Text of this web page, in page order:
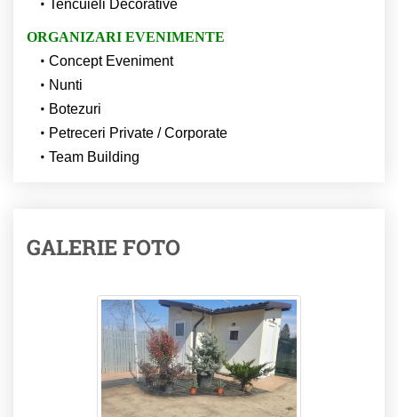
Tencuieli Decorative
ORGANIZARI EVENIMENTE
Concept Eveniment
Nunti
Botezuri
Petreceri Private / Corporate
Team Building
GALERIE FOTO